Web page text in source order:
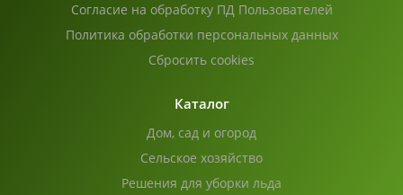
Согласие на обработку ПД Пользователей
Политика обработки персональных данных
Сбросить cookies
Каталог
Дом, сад и огород
Сельское хозяйство
Решения для уборки льда